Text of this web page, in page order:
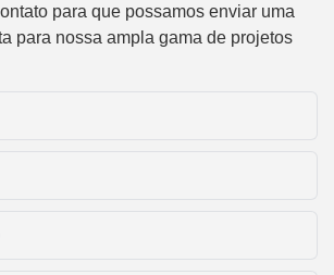
para que possamos enviar uma
para nossa ampla gama de projetos